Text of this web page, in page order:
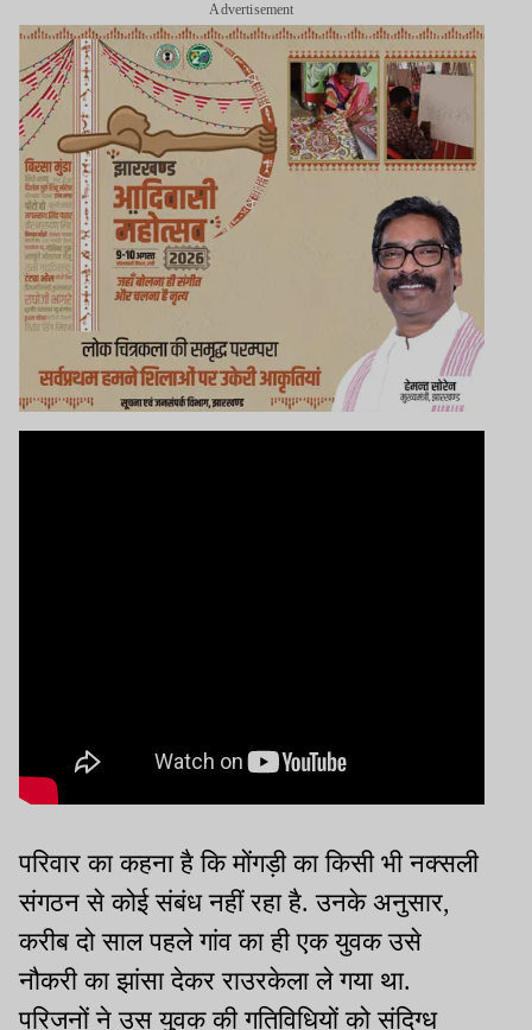
Advertisement
परिवार का कहना है कि मोंगड़ी का किसी भी नक्सली
संगठन से कोई संबंध नहीं रहा है. उनके अनुसार,
करीब दो साल पहले गांव का ही एक युवक उसे
नौकरी का झांसा देकर राउरकेला ले गया था.
परिजनों ने उस युवक की गतिविधियों को संदिग्ध